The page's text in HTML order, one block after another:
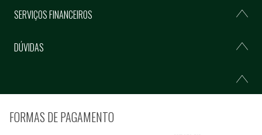
SERVIÇOS FINANCEIROS
DÚVIDAS
FORMAS DE PAGAMENTO